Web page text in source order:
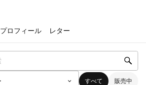
プロフィール レター
すべて 販売中